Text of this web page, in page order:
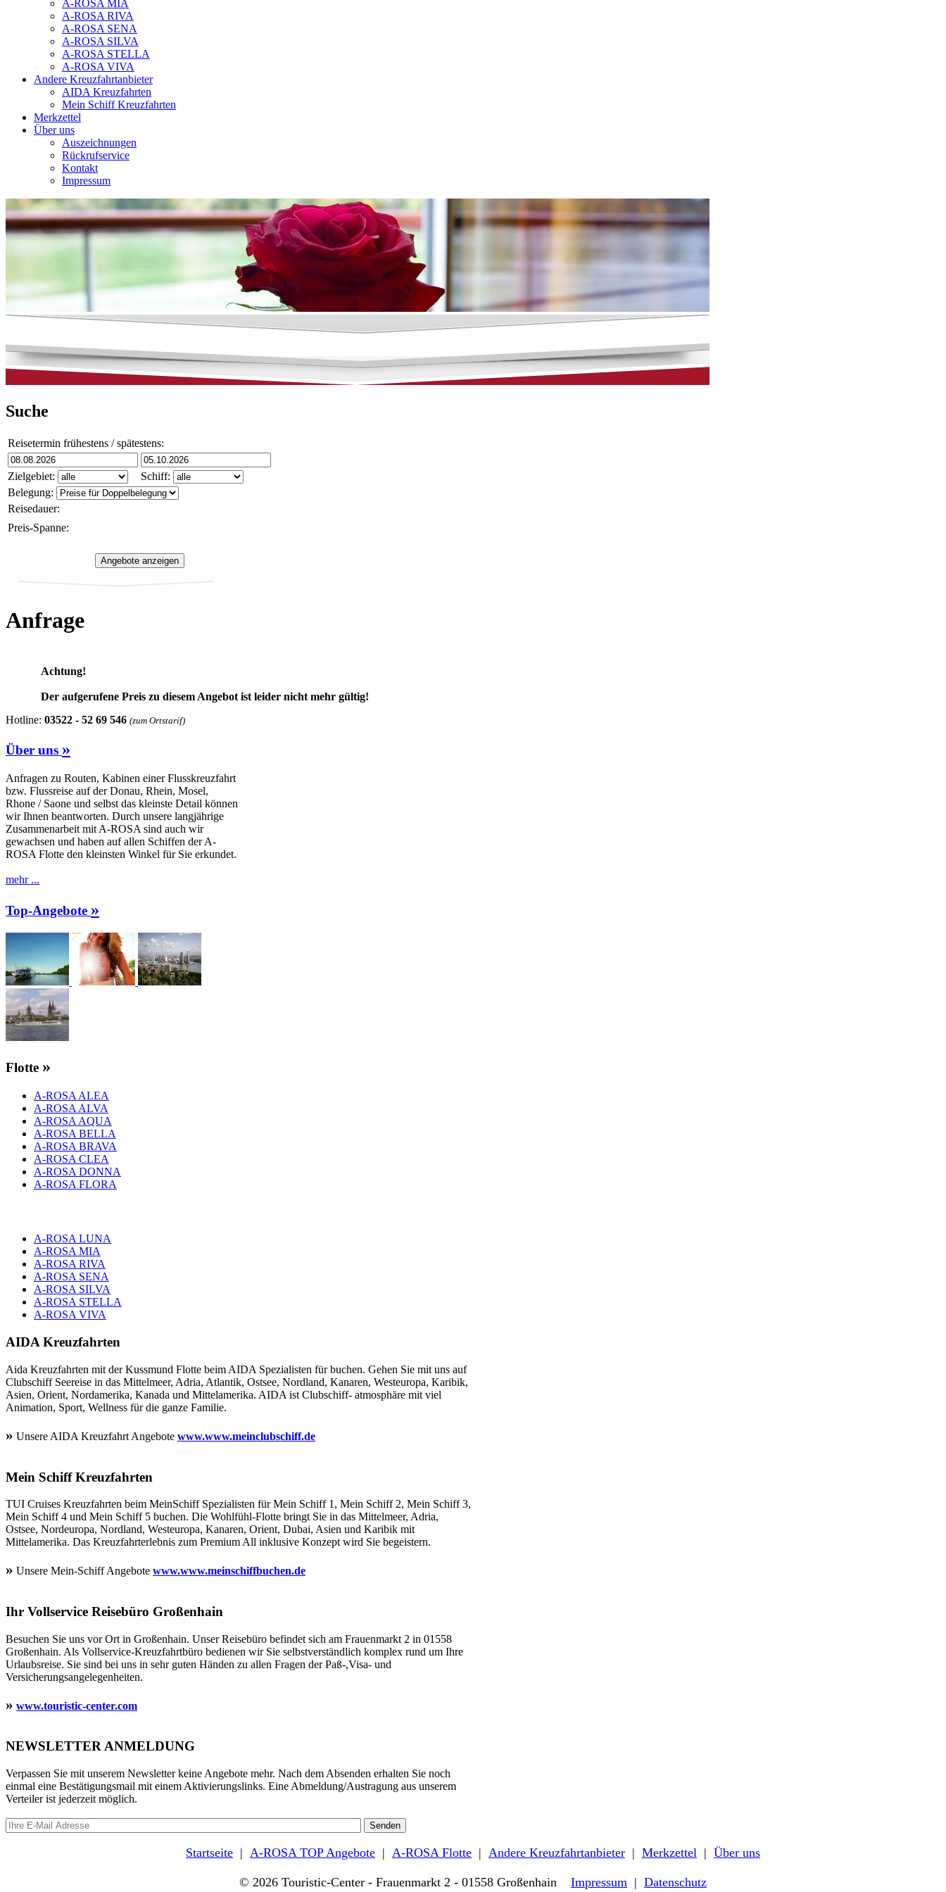
A-ROSA MIA
A-ROSA RIVA
A-ROSA SENA
A-ROSA SILVA
A-ROSA STELLA
A-ROSA VIVA
Andere Kreuzfahrtanbieter
AIDA Kreuzfahrten
Mein Schiff Kreuzfahrten
Merkzettel
Über uns
Auszeichnungen
Rückrufservice
Kontakt
Impressum
Suche
Reisetermin frühestens / spätestens:
Zielgebiet:
Schiff:
Belegung:
Reisedauer:
Preis-Spanne:
Anfrage
Achtung!
Der aufgerufene Preis zu diesem Angebot ist leider nicht mehr gültig!
Hotline: 03522 - 52 69 546 (zum Ortstarif)
Über uns »
Anfragen zu Routen, Kabinen einer Flusskreuzfahrt
bzw. Flussreise auf der Donau, Rhein, Mosel,
Rhone / Saone und selbst das kleinste Detail können
wir Ihnen beantworten. Durch unsere langjährige
Zusammenarbeit mit A-ROSA sind auch wir
gewachsen und haben auf allen Schiffen der A-
ROSA Flotte den kleinsten Winkel für Sie erkundet.
mehr ...
Top-Angebote »
Flotte »
A-ROSA ALEA
A-ROSA ALVA
A-ROSA AQUA
A-ROSA BELLA
A-ROSA BRAVA
A-ROSA CLEA
A-ROSA DONNA
A-ROSA FLORA
A-ROSA LUNA
A-ROSA MIA
A-ROSA RIVA
A-ROSA SENA
A-ROSA SILVA
A-ROSA STELLA
A-ROSA VIVA
AIDA Kreuzfahrten
Aida Kreuzfahrten mit der Kussmund Flotte beim AIDA Spezialisten für buchen. Gehen Sie mit uns auf
Clubschiff Seereise in das Mittelmeer, Adria, Atlantik, Ostsee, Nordland, Kanaren, Westeuropa, Karibik,
Asien, Orient, Nordamerika, Kanada und Mittelamerika. AIDA ist Clubschiff- atmosphäre mit viel
Animation, Sport, Wellness für die ganze Familie.
» Unsere AIDA Kreuzfahrt Angebote www.www.meinclubschiff.de
Mein Schiff Kreuzfahrten
TUI Cruises Kreuzfahrten beim MeinSchiff Spezialisten für Mein Schiff 1, Mein Schiff 2, Mein Schiff 3,
Mein Schiff 4 und Mein Schiff 5 buchen. Die Wohlfühl-Flotte bringt Sie in das Mittelmeer, Adria,
Ostsee, Nordeuropa, Nordland, Westeuropa, Kanaren, Orient, Dubai, Asien und Karibik mit
Mittelamerika. Das Kreuzfahrterlebnis zum Premium All inklusive Konzept wird Sie begeistern.
» Unsere Mein-Schiff Angebote www.www.meinschiffbuchen.de
Ihr Vollservice Reisebüro Großenhain
Besuchen Sie uns vor Ort in Großenhain. Unser Reisebüro befindet sich am Frauenmarkt 2 in 01558
Großenhain. Als Vollservice-Kreuzfahrtbüro bedienen wir Sie selbstverständlich komplex rund um Ihre
Urlaubsreise. Sie sind bei uns in sehr guten Händen zu allen Fragen der Paß-,Visa- und
Versicherungsangelegenheiten.
» www.touristic-center.com
NEWSLETTER ANMELDUNG
Verpassen Sie mit unserem Newsletter keine Angebote mehr. Nach dem Absenden erhalten Sie noch
einmal eine Bestätigungsmail mit einem Aktivierungslinks. Eine Abmeldung/Austragung aus unserem
Verteiler ist jederzeit möglich.
Startseite | A-ROSA TOP Angebote | A-ROSA Flotte | Andere Kreuzfahrtanbieter | Merkzettel | Über uns
© 2026 Touristic-Center - Frauenmarkt 2 - 01558 Großenhain Impressum | Datenschutz